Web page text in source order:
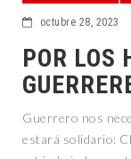
octubre 28, 2023
POR LOS
Guerrero nos
estará solidario: